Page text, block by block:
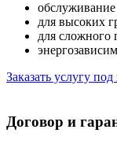
обслуживание
для высоких
для сложного
Заказать услугу
Договор и